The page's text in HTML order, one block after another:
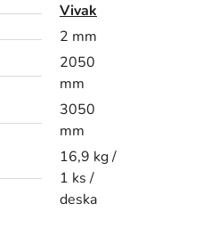
Vivak
2 mm
2050
mm
3050
mm
16,9 kg /
1 ks /
deska